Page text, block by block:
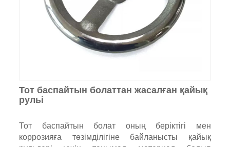
Тот баспайтын болаттан жасалған қайық
рульі
Тот баспайтын болат оның беріктігі мен
коррозияға төзімділігіне байланысты қайық